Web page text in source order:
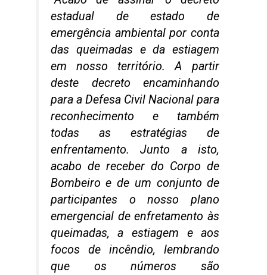
estadual de estado de
emergência ambiental por conta
das queimadas e da estiagem
em nosso território. A partir
deste decreto encaminhando
para a Defesa Civil Nacional para
reconhecimento e também
todas as estratégias de
enfrentamento. Junto a isto,
acabo de receber do Corpo de
Bombeiro e de um conjunto de
participantes o nosso plano
emergencial de enfretamento às
queimadas, a estiagem e aos
focos de incêndio, lembrando
que os números são